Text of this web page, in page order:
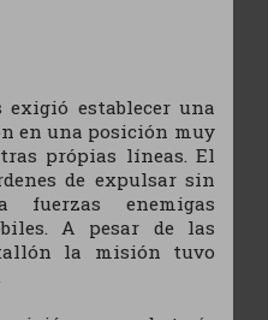
exigió establecer una
en una posición muy
própias líneas. El
de expulsar sin
fuerzas enemigas
A pesar de las
la misión tuvo